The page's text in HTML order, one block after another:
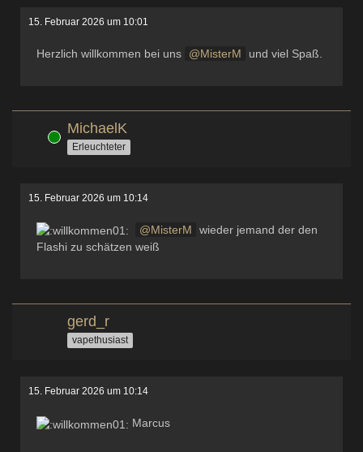
15. Februar 2026 um 10:01
Herzlich willkommen bei uns MisterM und viel Spaß.
Online MichaelK
Erleuchteter
15. Februar 2026 um 10:14
MisterM
wieder jemand der den
Flashi zu schätzen weiß
gerd_r
vapethusiast
15. Februar 2026 um 10:14
Marcus